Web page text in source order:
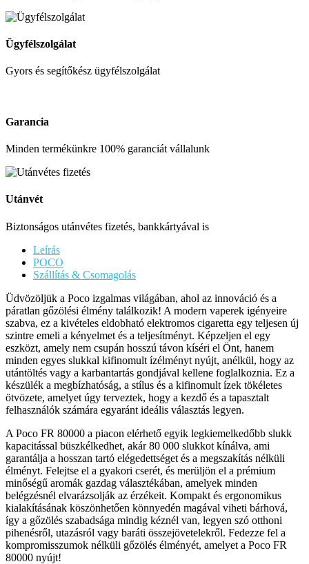
Ügyfélszolgálat
Gyors és segítőkész ügyfélszolgálat
Garancia
Minden termékünkre 100% garanciát vállalunk
Utánvét
Biztonságos utánvétes fizetés, bankkártyával is
Leírás
POCO
Szállítás & Csomagolás
Üdvözöljük a Poco izgalmas világában, ahol az innováció és a
páratlan gőzölési élmény találkozik! A modern vaperek igényeire
szabva, ez a kivételes eldobható elektromos cigaretta egy teljesen új
szintre emeli a kényelmet és a teljesítményt. Képzeljen el egy
eszközt, amely nem csupán hosszú távon kíséri el Önt, hanem
minden egyes slukkal kifinomult ízélményt nyújt, anélkül, hogy az
utántöltés vagy a karbantartás gondjával kellene foglalkoznia. Ez a
készülék a megbízhatóság, a stílus és a kifinomult ízek tökéletes
ötvözete, amelyet úgy terveztek, hogy a kezdő és a tapasztalt
felhasználók számára egyaránt ideális választás legyen.
A Poco FR 80000 a piacon elérhető egyik legkiemelkedőbb slukk
kapacitással büszkélkedhet, akár 80 000 slukkot kínálva, ami
garantálja a hosszan tartó elégedettséget és a megszakítás nélküli
élményt. Felejtse el a gyakori cserét, és merüljön el a prémium
minőségű aromák gazdag választékában, amelyek minden
belégzésnél elvarázsolják az érzékeit. Kompakt és ergonomikus
kialakításának köszönhetően könnyedén magával viheti bárhová,
így a gőzölés szabadsága mindig kéznél van, legyen szó otthoni
pihenésről, utazásról vagy baráti összejövetelekről. Fedezze fel a
kompromisszumok nélküli gőzölés élményét, amelyet a Poco FR
80000 nyújt!